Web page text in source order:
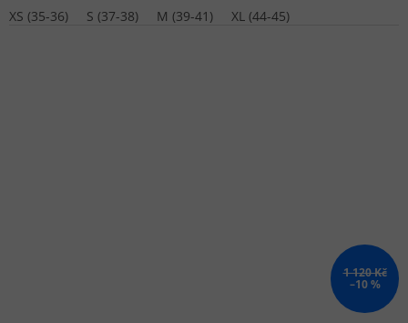
XS (35-36)
S (37-38) M (39-41) XL (44-45)
1 120 Kč
–10 %